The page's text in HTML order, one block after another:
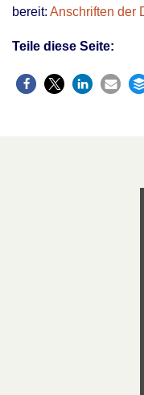
bereit: Anschriften der
Teile diese Seite: